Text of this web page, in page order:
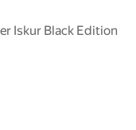
Iskur Black Edition